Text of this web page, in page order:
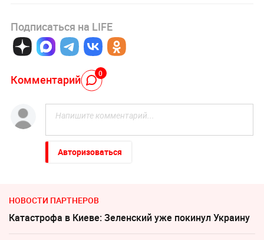
Подписаться на LIFE
Комментарий 0
Авторизоваться
НОВОСТИ ПАРТНЕРОВ
Катастрофа в Киеве: Зеленский уже покинул Украину